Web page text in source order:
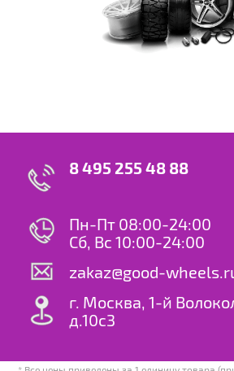
8 495 255 48 88
Пн-Пт 08:00-24:00
Сб, Вс 10:00-24:00
zakaz@good-
г. Москва, 1-й
д.10с3